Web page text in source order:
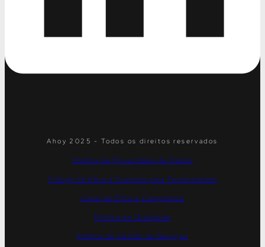
Ahoy 2025 - Todos os direitos reservados
Política de Privacidade de Dados
Código de Ética e Conduta para Fornecedores
Canal de Ética e Compliance
Política de Qualidade
Política de Gestão de Serviços